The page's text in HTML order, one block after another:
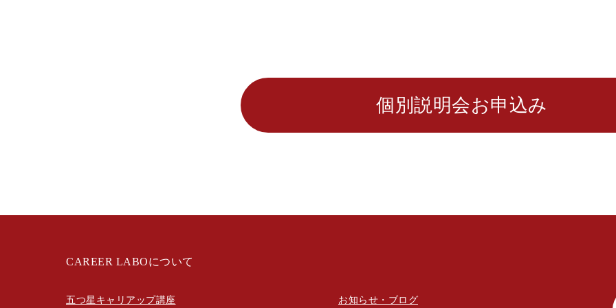
個別説明会お申込み
CAREER LABOについて
五つ星キャリアップ講座 お知らせ・ブログ